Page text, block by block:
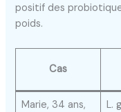
positif des
poids.
Cas
Marie, 34 ans,
L.